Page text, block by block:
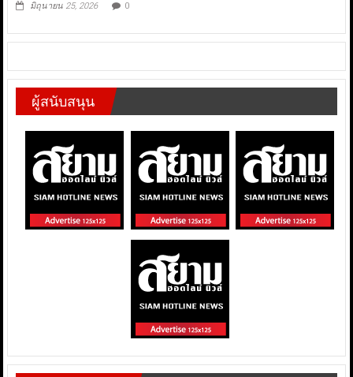
มิถุนายน 25, 2026 0
ผู้สนับสนุน